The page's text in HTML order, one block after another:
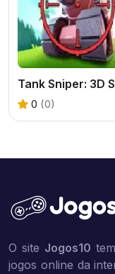
0 (0)
O site Jogos10
jogos online da